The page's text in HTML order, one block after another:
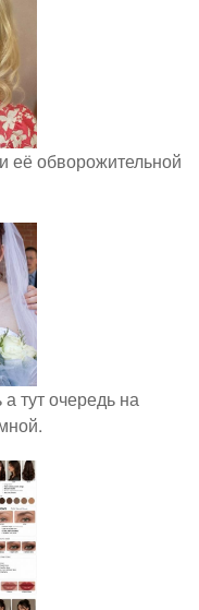
её обворожительной
тут очередь на